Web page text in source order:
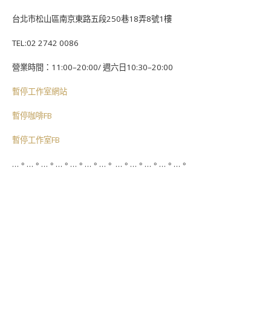
台北市松山區南京東路五段250巷18弄8號1樓
TEL:02 2742 0086
營業時間：11:00–20:00/ 週六日10:30–20:00
暫停工作室網站
暫停咖啡FB
暫停工作室FB
…。…。…。…。…。…。…。 …。…。…。…。…。